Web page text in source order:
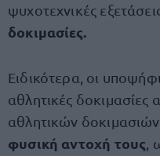
ψυχοτεχνικές
δοκιμασίες.
Ειδικότερα, οι
αθλητικές δοκιμασίες
αθλητικών
φυσική αντοχή τους ,